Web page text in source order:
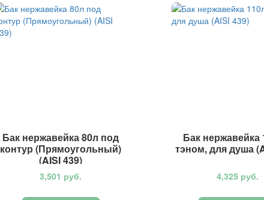
Бак нержавейка 80л под
контур (Прямоугольный)
(AISI 439)
3,501 руб.
Бак нержавейка
тэном, для душа
4,325руб.